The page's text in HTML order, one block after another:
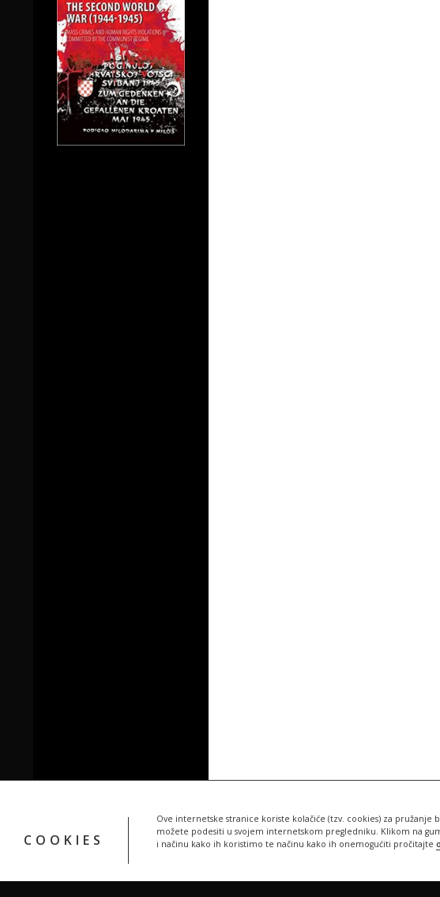
COOKIES
Ove internetske stranice koriste kolačiće (tzv. cookies) za pružanje
možete podesiti u svojem internetskom pregledniku. Klikom na
i načinu kako ih koristimo te načinu kako ih onemogućiti pročitajte